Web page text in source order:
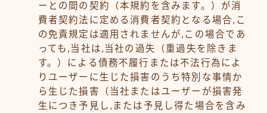
ーとの間の契約（本規約を含みます。）が消
費者契約法に定める消費者契約となる場合,こ
の免責規定は適用されませんが,この場合であ
っても,当社は,当社の過失（重過失を除きま
す。）による債務不履行または不法行為によ
りユーザーに生じた損害のうち特別な事情か
ら生じた損害（当社またはユーザーが損害発
生につき予見し,または予見し得た場合を含み